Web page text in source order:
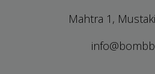
Mahtra 1,